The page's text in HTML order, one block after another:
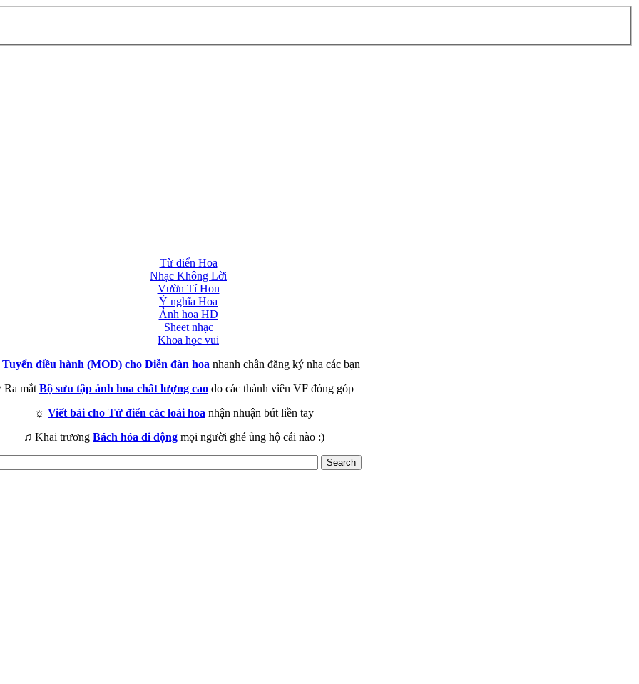
Từ điển Hoa
Nhạc Không Lời
Vườn Tí Hon
Ý nghĩa Hoa
Ảnh hoa HD
Sheet nhạc
Khoa học vui
Tuyển điều hành (MOD) cho Diễn đàn hoa nhanh chân đăng ký nha các bạn
Ra mắt Bộ sưu tập ảnh hoa chất lượng cao do các thành viên VF đóng góp
☼ Viết bài cho Từ điển các loài hoa nhận nhuận bút liền tay
♫ Khai trương Bách hóa di động mọi người ghé ủng hộ cái nào :)